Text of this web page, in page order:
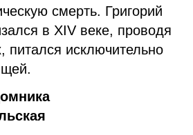
смерть. Григорий
в XIV веке, проводя
питался исключительно